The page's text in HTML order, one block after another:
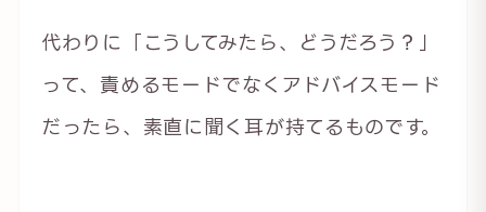
代わりに「こうしてみたら、どうだろう？」
って、責めるモードでなくアドバイスモード
だったら、素直に聞く耳が持てるものです。